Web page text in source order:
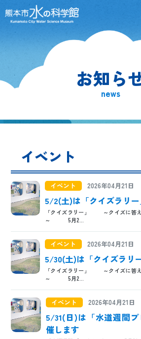
熊本市水の科学館と
水のラーニングフィー
お問い合わせ
お知ら
news
イベント
イベント 2026年04月21日
5/2(土)は「クイズラリ
「クイズラリー」 ～クイズに答
～ 5月2...
イベント 2026年04月21日
5/30(土)は「クイズラリ
「クイズラリー」 ～クイズに答
～ 5月2...
イベント 2026年04月21日
5/31(日)は「水道週間
催します